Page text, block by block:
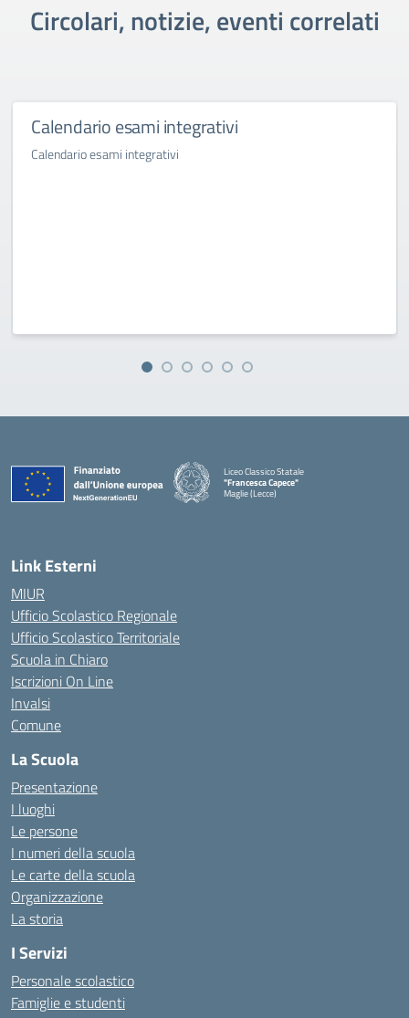
Circolari, notizie, eventi correlati
Calendario esami integrativi
Calendario esami integrativi
Liceo Classico Statale
"Francesca Capece"
Maglie (Lecce)
Link Esterni
MIUR
Ufficio Scolastico Regionale
Ufficio Scolastico Territoriale
Scuola in Chiaro
Iscrizioni On Line
Invalsi
Comune
La Scuola
Presentazione
I luoghi
Le persone
I numeri della scuola
Le carte della scuola
Organizzazione
La storia
I Servizi
Personale scolastico
Famiglie e studenti